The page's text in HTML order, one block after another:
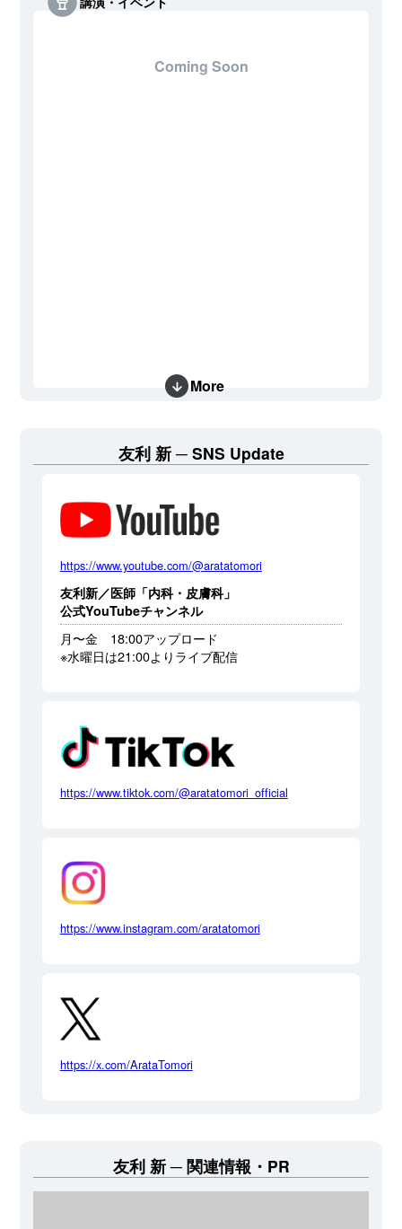
Coming Soon
More
友利 新 SNS Update
https://www.youtube.com/@aratatomori
友利新／医師「内科・皮膚科」
公式YouTubeチャンネル
月〜金 18:00アップロード
※水曜日は21:00よりライブ配信
https://www.tiktok.com/@aratatomori_official
https://www.instagram.com/aratatomori
https://x.com/ArataTomori
友利 新 関連情報・PR